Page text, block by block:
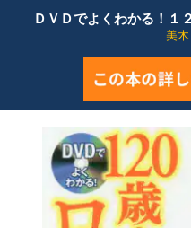
ＤＶＤでよくわかる！１
美